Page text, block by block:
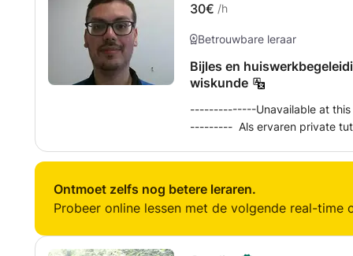
30€ /h
Betrouwbare leraar
Bijles en
wiskunde
--------------Unavailable at
--------- Als ervaren private
Griekse en Latijnse cultuur,
deze vakken;
Engels, rekenen en taal.
Ontmoet zelfs nog betere leraren.
Probeer online lessen met de volgende real-time